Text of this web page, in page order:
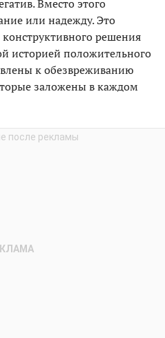
Вместо этого
или надежду. Это
конструктивного решения
историей положительного
к обезвреживанию
заложены в каждом